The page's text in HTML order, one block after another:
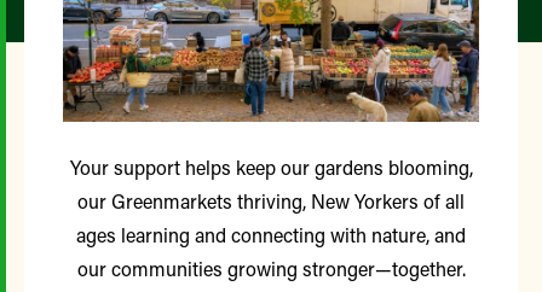
Your support helps keep our gardens blooming,
our Greenmarkets thriving, New Yorkers of all
ages learning and connecting with nature, and
our communities growing stronger—together.